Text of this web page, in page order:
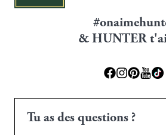
& HUNTER
Tu as des questions ?